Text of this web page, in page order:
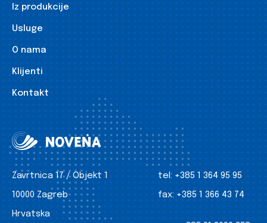
Iz produkcije
Usluge
O nama
Klijenti
Kontakt
Zavrtnica 17 / Objekt 1
10000 Zagreb
Hrvatska
tel: +385 1 364 95 95
fax: +385 1 366 43 74